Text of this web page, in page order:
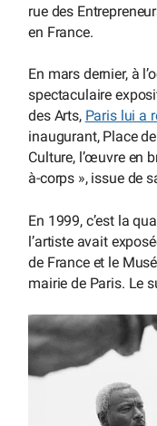
rue des
en France.
En mars dernier, à
spectaculaire
des Arts, Paris lui a
inaugurant, Place
Culture, l’œuvre en
à-corps », issue de
En 1999, c’est la
l’artiste avait
de France et le
mairie de Paris. Le